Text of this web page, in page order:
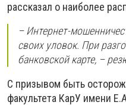
рассказал о наиболее
– Интернет-
своих уловок. При
банковской карте, –
С призывом быть
факультета КарУ имени